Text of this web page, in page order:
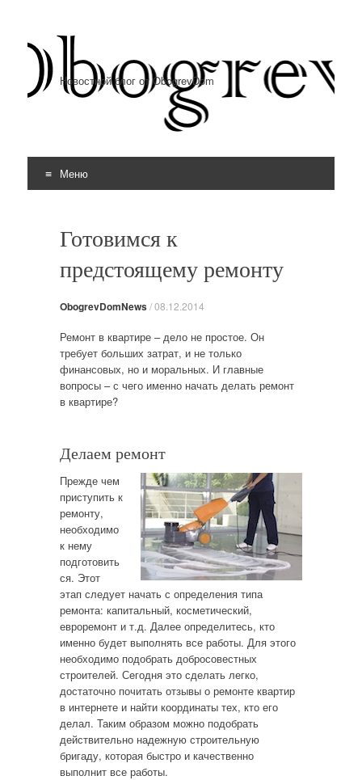
Новостной блог от ObogrevDom
Меню
Готовимся к
предстоящему ремонту
ObogrevDomNews/08.12.2014
Ремонт в квартире – дело не простое. Он
требует больших затрат, и не только
финансовых, но и моральных. И главные
вопросы – с чего именно начать делать ремонт
в квартире?
Делаем ремонт
Прежде чем
приступить к
ремонту,
необходимо
к нему
подготовить
ся. Этот
этап следует начать с определения типа
ремонта: капитальный, косметический,
евроремонт и т.д. Далее определитесь, кто
именно будет выполнять все работы. Для этого
необходимо подобрать добросовестных
строителей. Сегодня это сделать легко,
достаточно почитать отзывы о ремонте квартир
в интернете и найти координаты тех, кто его
делал. Таким образом можно подобрать
действительно надежную строительную
бригаду, которая быстро и качественно
выполнит все работы.